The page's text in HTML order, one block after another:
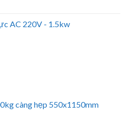
AC 220V - 1.5kw
càng hẹp 550x1150mm